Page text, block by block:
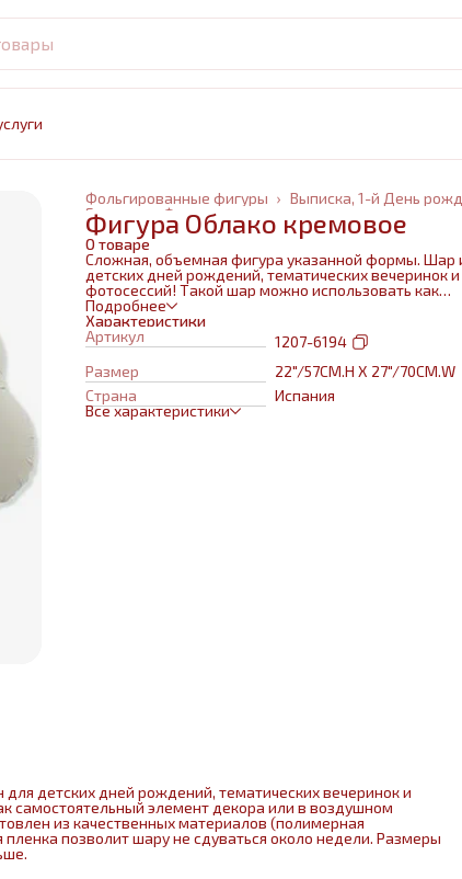
Выписка, 1-й День
Фольгированные фигуры ›
Фольгированные шары
Главная
Фигура Облако кремовое
О товаре
Сложная, объемная фигура указанной формы. Шар
детских дней рождений, тематических вечеринок
фотосессий! Такой шар можно использовать как
самостоятельный элемент декора или в воздушном
сочетании с другими шарами и украшениями.
качественных материалов (полимерная
используется только гелий. Плотная пленка
сдуваться около недели. Размеры указаны в
состоянии, в надутом на 10-20 % меньше.
Подробнее
Характеристики
Артикул
1207-6194
Размер
22"/57CM.H X 27"/70CM.W
Страна
Испания
Все характеристики
детских дней рождений, тематических вечеринок и
самостоятельный элемент декора или в воздушном
из качественных материалов (полимерная
позволит шару не сдуваться около недели. Размеры